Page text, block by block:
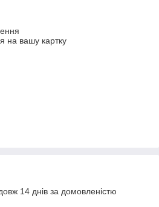
на вашу картку
14 днів за домовленістю